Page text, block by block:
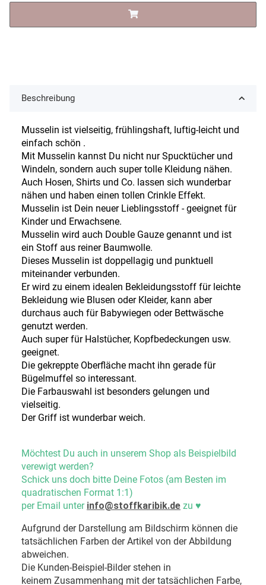
Beschreibung
Musselin ist vielseitig, frühlingshaft, luftig-leicht und
einfach schön .
Mit Musselin kannst Du nicht nur Spucktücher und
Windeln, sondern auch super tolle Kleidung nähen.
Auch Hosen, Shirts und Co. lassen sich wunderbar
nähen und haben einen tollen Crinkle Effekt.
Musselin ist Dein neuer Lieblingsstoff - geeignet für
Kinder und Erwachsene.
Musselin wird auch Double Gauze genannt und ist
ein Stoff aus reiner Baumwolle.
Dieses Musselin ist doppellagig und punktuell
miteinander verbunden.
Er wird zu einem idealen Bekleidungsstoff für leichte
Bekleidung wie Blusen oder Kleider, kann aber
durchaus auch für Babywiegen oder Bettwäsche
genutzt werden.
Auch super für Halstücher, Kopfbedeckungen usw.
geeignet.
Die gekreppte Oberfläche macht ihn gerade für
Bügelmuffel so interessant.
Die Farbauswahl ist besonders gelungen und
vielseitig.
Der Griff ist wunderbar weich.
Möchtest Du auch in unserem Shop als Beispielbild
verewigt werden?
Schick uns doch bitte Deine Fotos (am Besten im
quadratischen Format 1:1)
per Email unter info@stoffkaribik.de zu ♥
Aufgrund der Darstellung am Bildschirm können die
tatsächlichen Farben der Artikel von der Abbildung
abweichen.
Die Kunden-Beispiel-Bilder stehen in
keinem Zusammenhang mit der tatsächlichen Farbe,